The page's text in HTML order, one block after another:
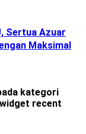
Sertua Azuar
Maksimal
kategori
recent